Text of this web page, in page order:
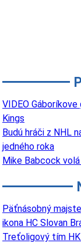
VIDEO
Kings
Budú hráči z NHL
jedného roka
Mike Babcock
Päťnásobný
ikona HC Slovan
Treťoligový tím HK